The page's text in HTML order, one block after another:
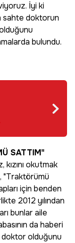
İyi ki
sahte doktorun
bulundu.
SATTIM"
okutmak
"Traktörümü
için benden
2012 yılından
bunlar aile
da haberi
doktor olduğunu